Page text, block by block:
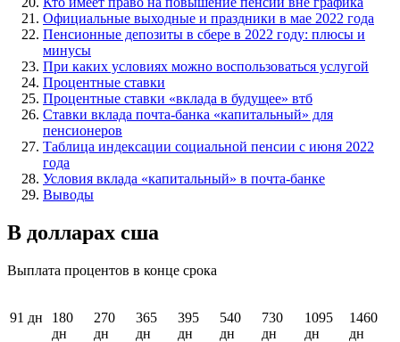
Официальные выходные и праздники в мае 2022 года
Пенсионные депозиты в сбере в 2022 году: плюсы и
минусы
При каких условиях можно воспользоваться услугой
Процентные ставки
Процентные ставки «вклада в будущее» втб
Ставки вклада почта-банка «капитальный» для
пенсионеров
Таблица индексации социальной пенсии с июня 2022
года
Условия вклада «капитальный» в почта-банке
Выводы
В долларах сша
Выплата процентов в конце срока
91 дн
180
дн
270
дн
365
дн
395
дн
540
дн
730
дн
1095
дн
1460
дн